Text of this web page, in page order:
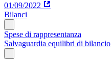
01/09/2022
Bilanci
Spese di rappresentanza
Salvaguardia equilibri di bilancio